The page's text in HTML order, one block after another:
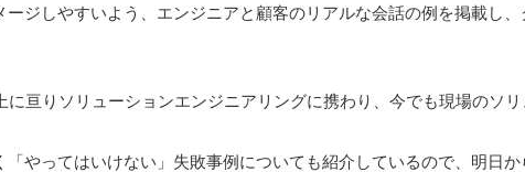
ージしやすいよう、エンジニアと顧客のリアルな会話の例を掲載し
に亘りソリューションエンジニアリングに携わり、今でも現場のソ
「やってはいけない」失敗事例についても紹介しているので、明日